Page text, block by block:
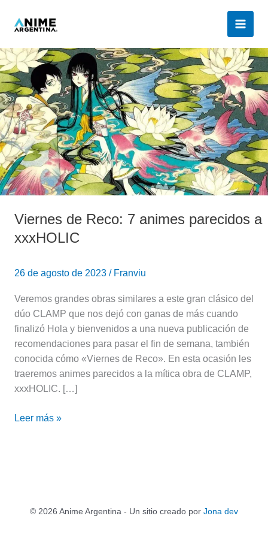
Viernes de Reco: 7 animes parecidos a
xxxHOLIC
26 de agosto de 2023 / Franviu
Veremos grandes obras similares a este gran clásico del
dúo CLAMP que nos dejó con ganas de más cuando
finalizó Hola y bienvenidos a una nueva publicación de
recomendaciones para pasar el fin de semana, también
conocida cómo «Viernes de Reco». En esta ocasión les
traeremos animes parecidos a la mítica obra de CLAMP,
xxxHOLIC. […]
Viernes
de
Reco:
7
animes
parecidos
a
xxxHOLIC
Leer más »
© 2026 Anime Argentina - Un sitio creado por Jona dev